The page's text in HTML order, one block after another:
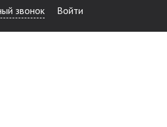
звонок Войти